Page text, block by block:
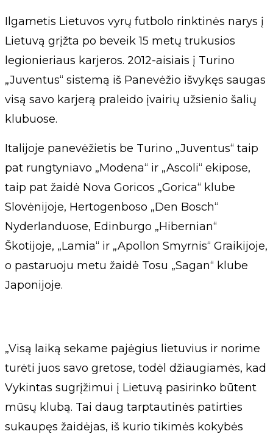
Ilgametis Lietuvos vyrų futbolo rinktinės narys į
Lietuvą grįžta po beveik 15 metų trukusios
legionieriaus karjeros. 2012-aisiais į Turino
„Juventus“ sistemą iš Panevėžio išvykęs saugas
visą savo karjerą praleido įvairių užsienio šalių
klubuose.
Italijoje panevėžietis be Turino „Juventus“ taip
pat rungtyniavo „Modena“ ir „Ascoli“ ekipose,
taip pat žaidė Nova Goricos „Gorica“ klube
Slovėnijoje, Hertogenboso „Den Bosch“
Nyderlanduose, Edinburgo „Hibernian“
Škotijoje, „Lamia“ ir „Apollon Smyrnis“ Graikijoje,
o pastaruoju metu žaidė Tosu „Sagan“ klube
Japonijoje.
„Visą laiką sekame pajėgius lietuvius ir norime
turėti juos savo gretose, todėl džiaugiamės, kad
Vykintas sugrįžimui į Lietuvą pasirinko būtent
mūsų klubą. Tai daug tarptautinės patirties
sukaupęs žaidėjas, iš kurio tikimės kokybės